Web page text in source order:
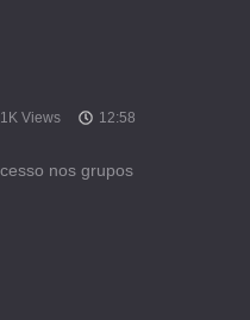
Views 12:58
nos grupos